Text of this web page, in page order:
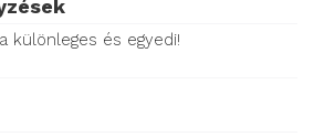
különleges és egyedi!